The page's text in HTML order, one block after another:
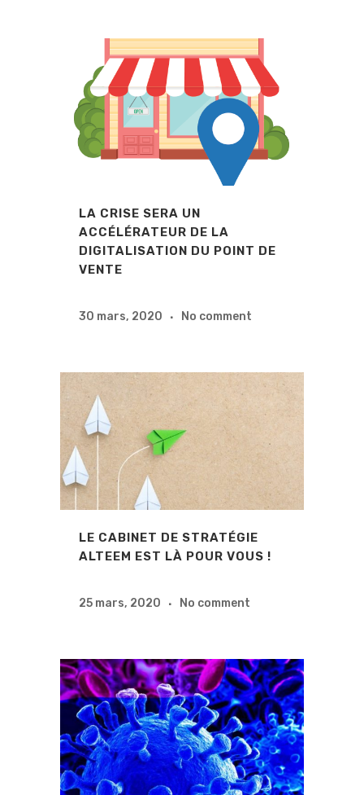
LA CRISE SERA UN
ACCÉLÉRATEUR DE LA
DIGITALISATION DU POINT DE
VENTE
30 mars, 2020 No comment
LE CABINET DE STRATÉGIE
ALTEEM EST LÀ POUR VOUS !
25 mars, 2020 No comment